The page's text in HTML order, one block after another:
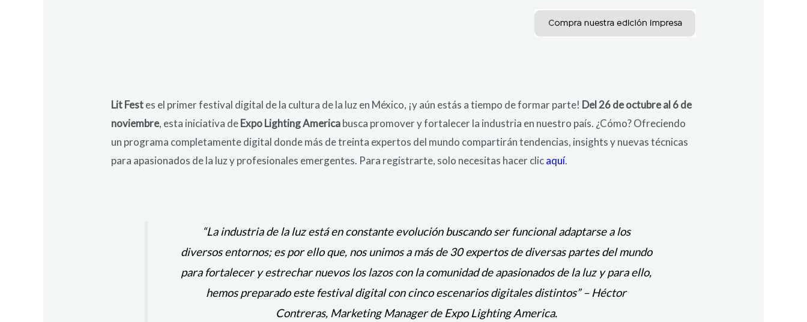
Lit Festes el primer festival digital de la cultura de la luz en México, ¡y aún estás a tiempo de formar parte! Del 26 de octubre al 6 de
noviembre, esta iniciativa deExpo Lighting Americabusca promover y fortalecer la industria en nuestro país. ¿Cómo? Ofreciendo
un programa completamente digital donde más de treinta expertos del mundo compartirán tendencias, insights y nuevas técnicas
para apasionados de la luz y profesionales emergentes. Para registrarte, solo necesitas hacer clicaquí.
“La industria de la luz está en constante evolución buscando ser funcional adaptarse a los
diversos entornos; es por ello que, nos unimos a más de 30 expertos de diversas partes del mundo
para fortalecer y estrechar nuevos los lazos con la comunidad de apasionados de la luz y para ello,
hemos preparado este festival digital con cinco escenarios digitales distintos”– Héctor
Contreras, Marketing Manager de Expo Lighting America.